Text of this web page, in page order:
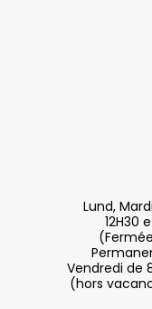
Lund,
12H30
Vendredi de
(hors